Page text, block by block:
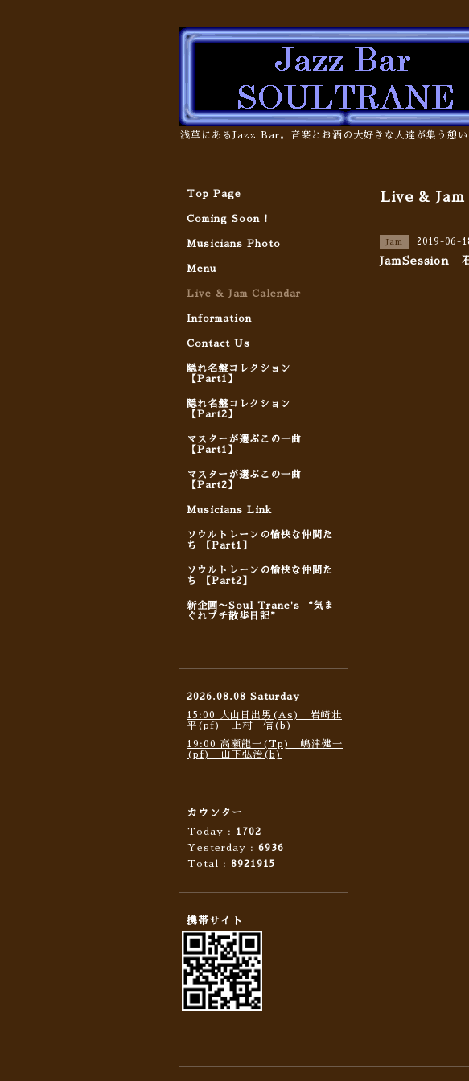
浅草にあるJazz Bar。音楽とお酒の大好きな人達が集う憩
Live &
Jam 2019-06-
JamSession
Top Page
Coming Soon !
Musicians Photo
Menu
Live & Jam Calendar
Information
Contact Us
隠れ名盤コレクション
【Part1】
隠れ名盤コレクション
【Part2】
マスターが選ぶこの一曲
【Part1】
マスターが選ぶこの一曲
【Part2】
Musicians Link
ソウルトレーンの愉快な仲間た
ち 【Part1】
ソウルトレーンの愉快な仲間た
ち 【Part2】
新企画〜Soul Trane's “気ま
ぐれプチ散歩日記”
2026.08.08 Saturday
15:00 大山日出男(As) 岩崎壮
平(pf) 上村 信(b)
19:00 高瀬龍一(Tp) 嶋津健一
(pf) 山下弘治(b)
カウンター
Today : 1702
Yesterday : 6936
Total : 8921915
携帯サイト